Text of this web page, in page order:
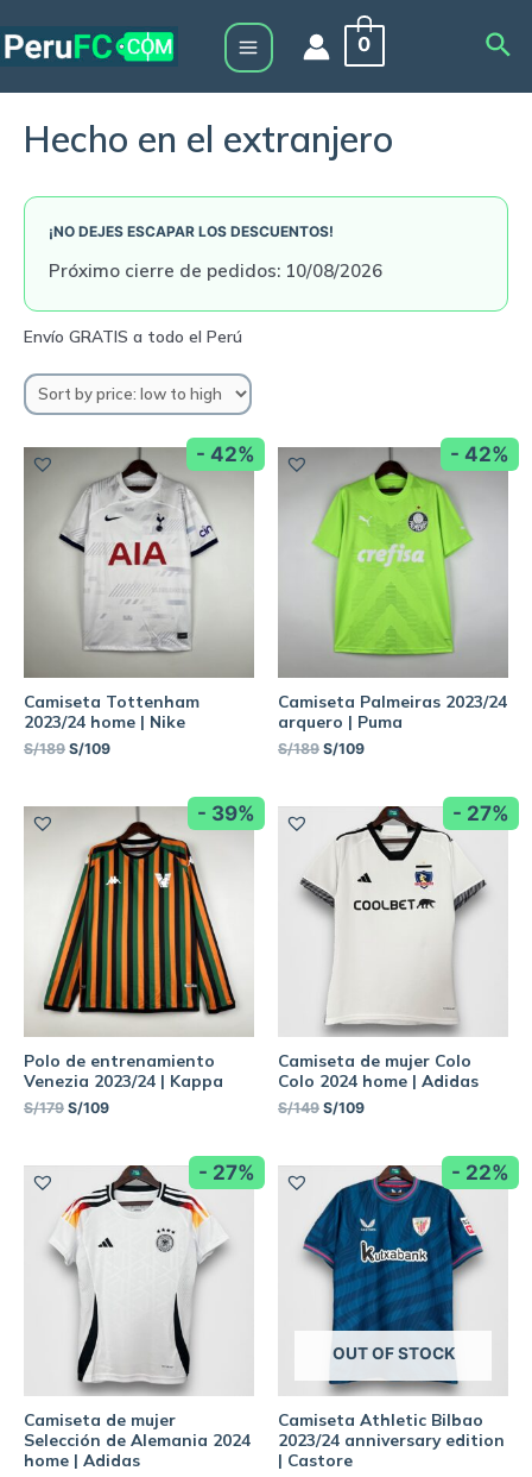
to
Main
0
Hecho en el extranjero
¡NO DEJES ESCAPAR LOS DESCUENTOS!
Próximo cierre de pedidos: 10/08/2026
- 42%
Camiseta Tottenham
2023/24 home | Nike
S/189 S/109
- 42%
Camiseta Palmeiras 2023/24
arquero | Puma
S/189 S/109
- 39%
Polo de entrenamiento
Venezia 2023/24 | Kappa
S/179 S/109
- 27%
Camiseta de mujer Colo
Colo 2024 home | Adidas
S/149 S/109
- 27%
Camiseta de mujer
Selección de Alemania 2024
home | Adidas
- 22%
OUT OF STOCK
Camiseta Athletic Bilbao
2023/24 anniversary edition
| Castore